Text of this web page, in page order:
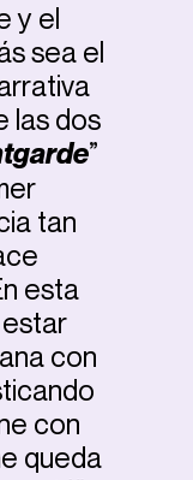
y el
sea el
las dos
”
tan
esta
con
con
queda